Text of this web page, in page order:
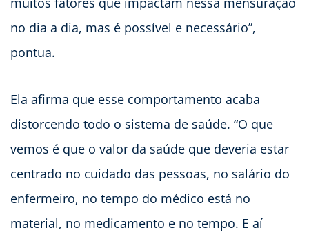
no dia a dia, mas é possível e necessário”,
pontua.
Ela afirma que esse comportamento acaba
distorcendo todo o sistema de saúde. “O que
vemos é que o valor da saúde que deveria estar
centrado no cuidado das pessoas, no salário do
enfermeiro, no tempo do médico está no
material, no medicamento e no tempo. E aí